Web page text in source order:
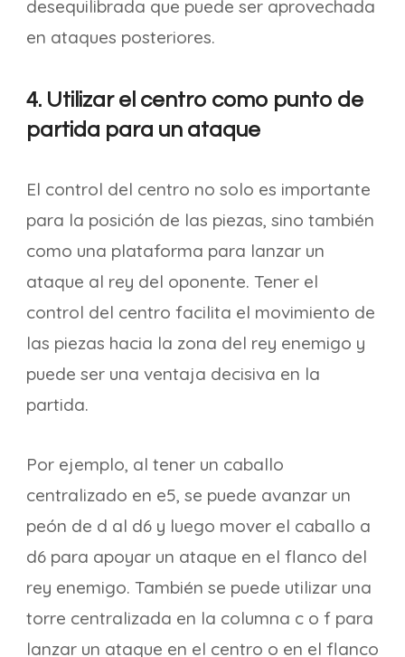
desequilibrada que puede ser aprovechada
en ataques posteriores.
4. Utilizar el centro como punto de
partida para un ataque
El control del centro no solo es importante
para la posición de las piezas, sino también
como una plataforma para lanzar un
ataque al rey del oponente. Tener el
control del centro facilita el movimiento de
las piezas hacia la zona del rey enemigo y
puede ser una ventaja decisiva en la
partida.
Por ejemplo, al tener un caballo
centralizado en e5, se puede avanzar un
peón de d al d6 y luego mover el caballo a
d6 para apoyar un ataque en el flanco del
rey enemigo. También se puede utilizar una
torre centralizada en la columna c o f para
lanzar un ataque en el centro o en el flanco